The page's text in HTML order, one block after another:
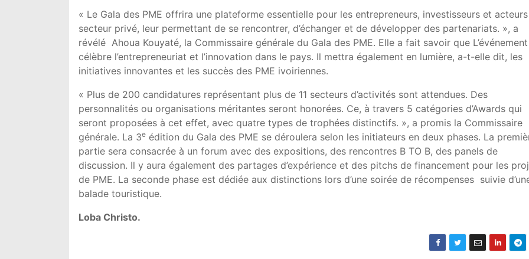
« Le Gala des PME offrira une plateforme essentielle pour les entrepreneurs, investisseurs et
secteur privé, leur permettant de se rencontrer, d’échanger et de développer des partenariats. », a
révélé Ahoua Kouyaté, la Commissaire générale du Gala des PME. Elle a fait savoir que L’événement
célèbre l’entrepreneuriat et l’innovation dans le pays. Il mettra également en lumière, a-t-elle dit, les
initiatives innovantes et les succès des PME ivoiriennes.
« Plus de 200 candidatures représentant plus de 11 secteurs d’activités sont attendues. Des
personnalités ou organisations méritantes seront honorées. Ce, à travers 5 catégories d’Awards qui
seront proposées à cet effet, avec quatre types de trophées distinctifs. », a promis la Commissaire
générale. La 3e édition du Gala des PME se déroulera selon les initiateurs en deux phases. La
partie sera consacrée à un forum avec des expositions, des rencontres B TO B, des panels de
discussion. Il y aura également des partages d’expérience et des pitchs de financement pour les
de PME. La seconde phase est dédiée aux distinctions lors d’une soirée de récompenses suivie
balade touristique.
Loba Christo.